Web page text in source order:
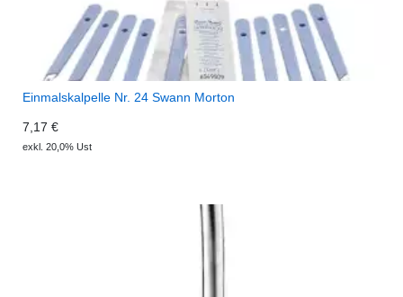
Einmalskalpelle Nr. 24 Swann Morton
7,17 €
exkl. 20,0% Ust